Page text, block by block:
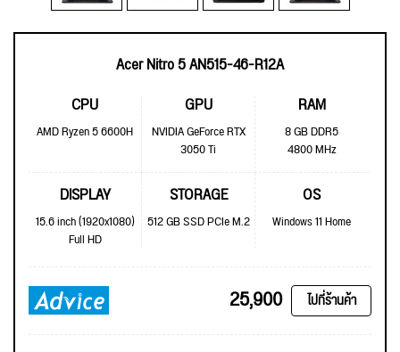
Acer Nitro 5 AN515-46-R12A
CPU
AMD Ryzen 5 6600H
GPU
NVIDIA GeForce RTX
3050 Ti
RAM
8 GB DDR5
4800 MHz
DISPLAY
15.6 inch (1920x1080)
Full HD
STORAGE
512 GB SSD PCIe M.2
OS
Windows 11 Home
25,900 ไปที่ร้านค้า